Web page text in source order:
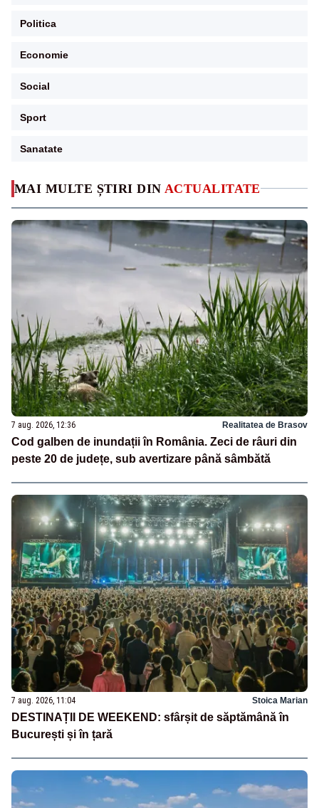
MAI MULTE ȘTIRI DIN ACTUALITATE
7 aug. 2026, 12:36 Realitatea de Brasov
Cod galben de inundații în România. Zeci de râuri din
peste 20 de județe, sub avertizare până sâmbătă
7 aug. 2026, 11:04 Stoica Marian
DESTINAȚII DE WEEKEND: sfârșit de săptămână în
București și în țară
Politica
Economie
Social
Sport
Sanatate